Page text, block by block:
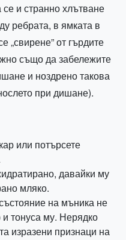
и странно хлътване
ребрата, в ямката в
„свирене” от гърдите
също да забележите
и ноздрено такова
при дишане).
или потърсете
давайки му
мляко.
на мъника не
и тонуса му. Нерядко
изразени признаци на